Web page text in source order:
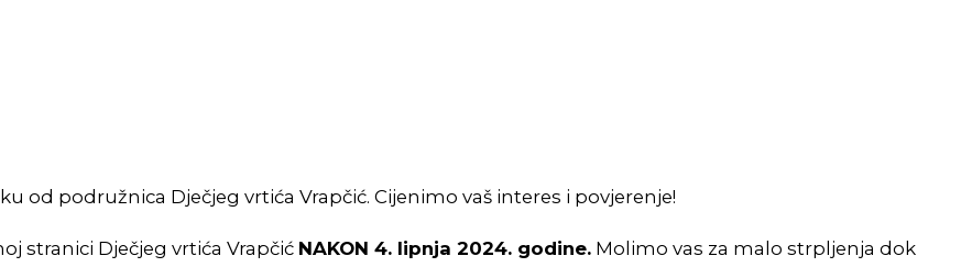
od podružnica Dječjeg vrtića Vrapčić. Cijenimo vaš interes i povjerenje!
stranici Dječjeg vrtića Vrapčić NAKON 4. lipnja 2024. godine. Molimo vas za malo strpljenja dok